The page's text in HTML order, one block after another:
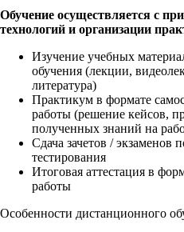
Обучение осуществляется с
технологий и организации
Изучение учебных
обучения (лекции,
литература)
Практикум в формате
работы (решение кейсов,
полученных знаний на
Сдача зачетов /
тестирования
Итоговая аттестация в
работы
Особенности дистанционного